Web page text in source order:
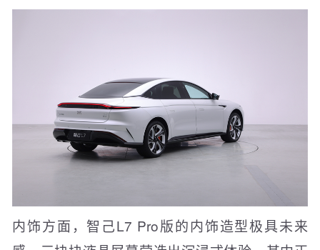
内饰方面，智己L7 Pro版的内饰造型极具未来